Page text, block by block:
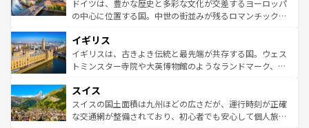
れ、フランス料理はユネスコ無形文化遺産にも登録されて
香り高いラベンダー畑など、多彩な楽しみ方が可能だ。さ
らに、パリ以外の地域にも魅力が溢れており、どの街角に
も豊かな歴史と文化が息づいている。パリ以外の個性あふ
を参照してほしい。
ドイツは、豊かな歴史と多彩な文化が交差するヨーロッパ
の中心に位置する国。中世の街並みが残るロマンチック街
顔を持つこの国は、どこを歩いても飽きることがない。ベ
ルリンの文化的活気、バイエルン州のアルプスの絶景、そ
してライン川沿いのワイン畑といった風景は必見。ビール
は、お酒好きな人にはぜひ体験してほしい。 なお、新着の
ドイツ情報はコンテンツ一覧を参照してほしい。
イギリス
イギリスは、古きよき伝統と最先端が共存する国。ウェス
トミンスター寺院や大英博物館のようなランドマーク、歴
リアごとに異なる魅力がある。また、優雅なアフタヌーン
ティー、ビール好きにはたまらない英国パブ、サッカー観
戦など、本場だからこそできる体験も豊富。イギリスを旅
スイス
スイスの国土面積は九州ほどの広さだが、運行時刻が正確
な交通網が整備されており、初心者でも安心して個人旅行